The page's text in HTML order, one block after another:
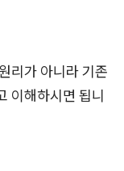
리가 아니라 기존
이해하시면 됩니